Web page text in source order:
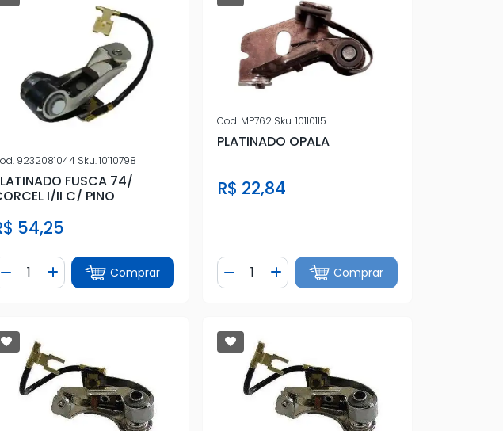
9232081044 Sku.10110798
FUSCA 74/
I/II C/ PINO
54,25
Diminuir Quantidade
Quantidade
Adicionar Quantidade
Comprar
Cod.MP762 Sku.10110115
PLATINADO OPALA
R$ 22,84
Diminuir Quantidade
Quantidade
Adicionar Quantidade
Comprar